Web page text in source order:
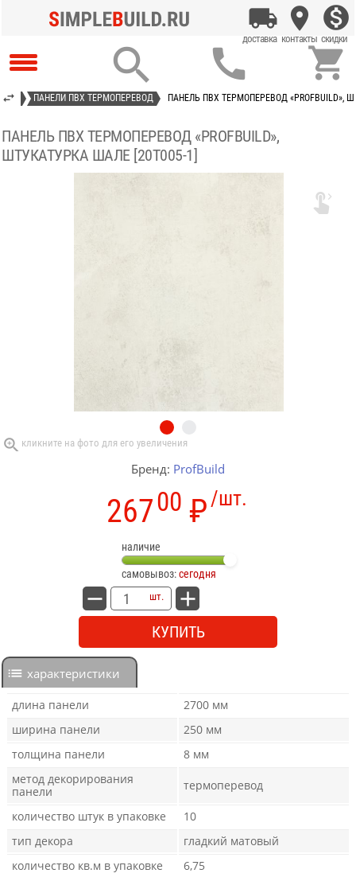
  
ПАНЕЛИ ПВХ ТЕРМОПЕРЕВОД ПАНЕЛЬ ПВХ ТЕРМОПЕРЕВОД «PROFBUILD»,
ПАНЕЛЬ ПВХ ТЕРМОПЕРЕВОД «PROFBUILD»,
ШТУКАТУРКА ШАЛЕ [20T005-1]

Бренд: ProfBuild
/шт.
26700 ₽
наличие
самовывоз:сегодня
шт.
КУПИТЬ
характеристики
длина панели
2700 мм
ширина панели
250 мм
толщина панели
8 мм
метод декорирования
панели
термоперевод
количество штук в упаковке
10
тип декора
гладкий матовый
количество кв.м в упаковке
6,75